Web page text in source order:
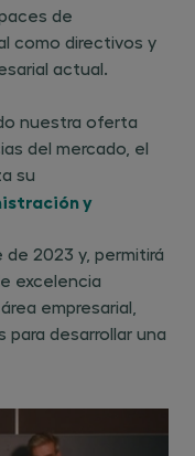
de
como directivos y
actual.
nuestra oferta
del mercado, el
su
y
2023 y, permitirá
excelencia
empresarial,
para desarrollar una